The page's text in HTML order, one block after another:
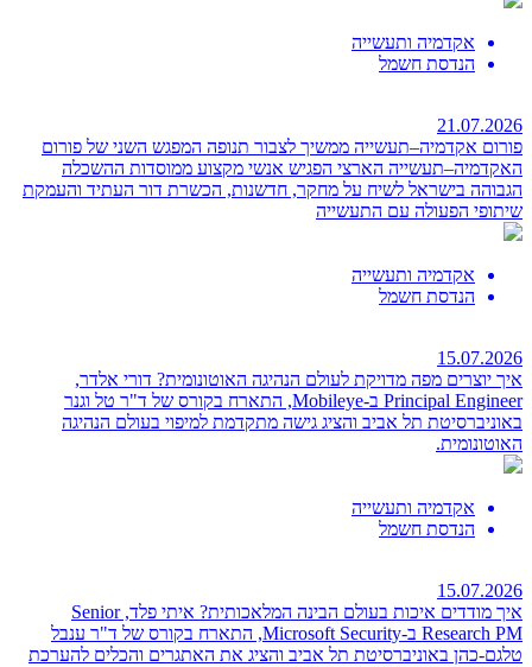
אקדמיה ותעשייה
הנדסת חשמל
21.07.2026
פורום אקדמיה–תעשייה ממשיך לצבור תנופה המפגש השני של פורום
האקדמיה–תעשייה הארצי הפגיש אנשי מקצוע ממוסדות ההשכלה
הגבוהה בישראל לשיח על מחקר, חדשנות, הכשרת דור העתיד והעמקת
שיתופי הפעולה עם התעשייה
אקדמיה ותעשייה
הנדסת חשמל
15.07.2026
איך יוצרים מפה מדויקת לעולם הנהיגה האוטונומית? דורי אלדר,
Principal Engineer ב-Mobileye, התארח בקורס של ד"ר טל וגנר
באוניברסיטת תל אביב והציג גישה מתקדמת למיפוי בעולם הנהיגה
האוטונומית.
אקדמיה ותעשייה
הנדסת חשמל
15.07.2026
איך מודדים איכות בעולם הבינה המלאכותית?
איתי פלד, Senior
Research PM ב-Microsoft Security, התארח בקורס של ד"ר ענבל
טלגם-כהן באוניברסיטת תל אביב והציג את האתגרים והכלים להערכת